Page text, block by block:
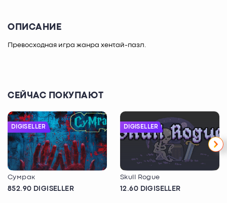
ОПИСАНИЕ
Превосходная игра жанра хентай-пазл.
СЕЙЧАС ПОКУПАЮТ
DIGISELLER
Сумрак
852.90 DIGISELLER
DIGISELLER
Skull Rogue
12.60 DIGISELLER